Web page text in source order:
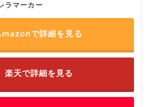
マーカー
で詳細を見る
楽天で詳細を見る